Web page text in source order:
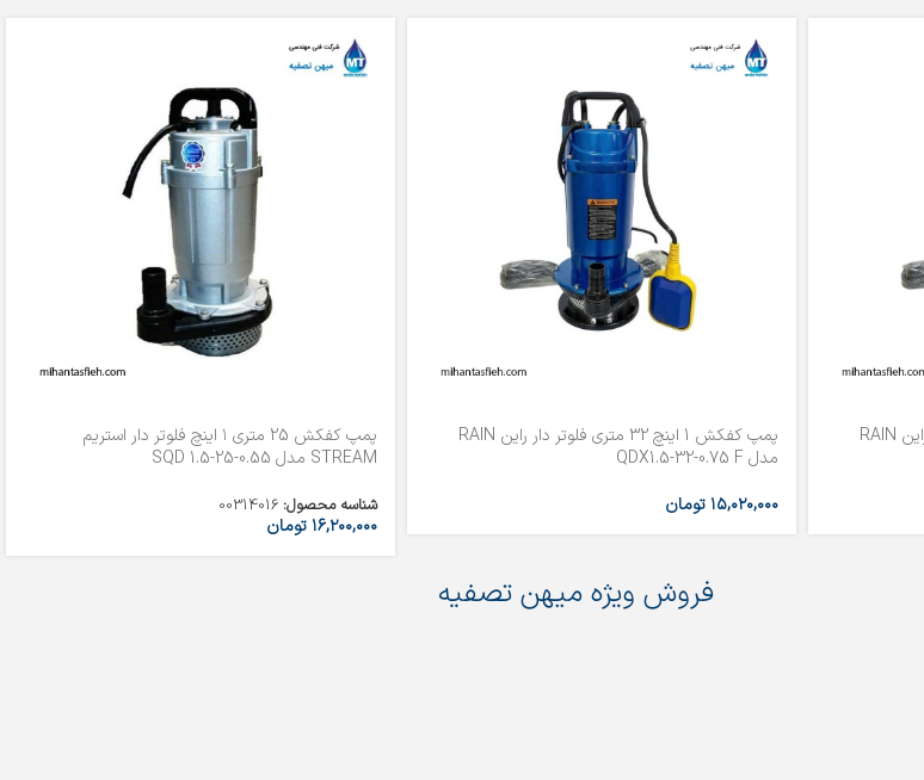
پمپ کفکش 1 اینچ 25 متری قلوتر دار راین RAIN
پمپ کفکش 1 اینچ 32 متری فلوتر دار راین RAIN
مدل QDX1.5-32-0.75 F
۱۵,۰۲۰,۰۰۰ تومان
پمپ کفکش 25 متری ۱ اینچ فلوتر دار استریم
STREAM مدل SQD 1.5-25-0.55
شناسه محصول: 00314016
۱۶,۲۰۰,۰۰۰ تومان
فروش ویژه میهن تصفیه